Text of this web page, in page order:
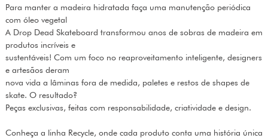
Para manter a madeira hidratada faça uma manutenção periódica
com óleo vegetal
A Drop Dead Skateboard transformou anos de sobras de madeira em
produtos incríveis e
sustentáveis! Com um foco no reaproveitamento inteligente, designers
e artesãos deram
nova vida a lâminas fora de medida, paletes e restos de shapes de
skate. O resultado?
Peças exclusivas, feitas com responsabilidade, criatividade e design.
Conheça a linha Recycle, onde cada produto conta uma história única